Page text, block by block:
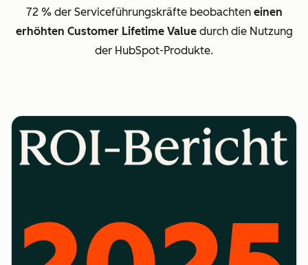
72 % der Serviceführungskräfte beobachten einen
erhöhten Customer Lifetime Valuedurch die Nutzung
der HubSpot-Produkte.